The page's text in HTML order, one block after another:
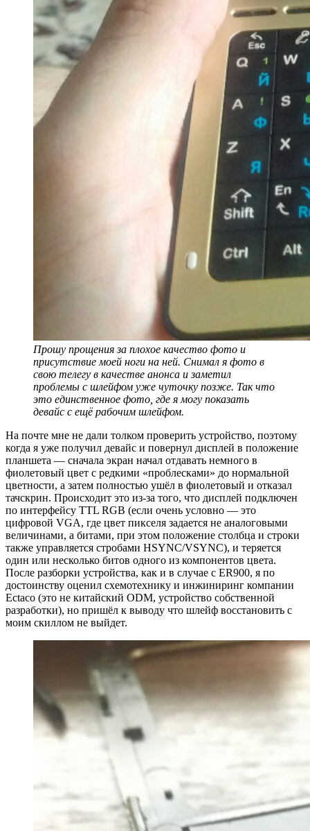
Прошу прощения за плохое качество фото и
присутствие моей ноги на ней. Снимал я фото в
свою телегу в качестве анонса и заметил
проблемы с шлейфом уже чуточку позже. Так что
это единственное фото, где я могу показать
девайс с ещё рабочим шлейфом.
На почте мне не дали толком проверить устройство, поэтому
когда я уже получил девайс и повернул дисплей в положение
планшета — сначала экран начал отдавать немного в
фиолетовый цвет с редкими ‭«проблесками‭» до нормальной
цветности, а затем полностью ушёл в фиолетовый и отказал
тачскрин. Происходит это из-за того, что дисплей подключен
по интерфейсу TTL RGB (если очень условно — это
цифровой VGA, где цвет пикселя задается не аналоговыми
величинами, а битами, при этом положение столбца и строки
также управляется стробами HSYNC/VSYNC), и теряется
один или несколько битов одного из компонентов цвета.
После разборки устройства, как и в случае с ER900, я по
достоинству оценил схемотехнику и инжиниринг компании
Ectaco (это не китайский ODM, устройство собственной
разработки), но пришёл к выводу что шлейф восстановить с
моим скиллом не выйдет.